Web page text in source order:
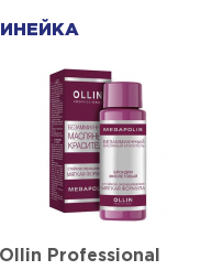
Ollin Professional